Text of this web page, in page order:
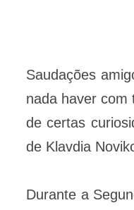
Saudações
nada haver com
de certas
de Klavdia
Durante a